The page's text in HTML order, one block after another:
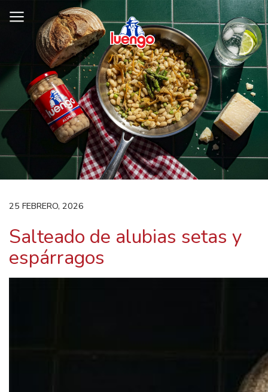
25 FEBRERO, 2026
Salteado de alubias setas y
espárragos